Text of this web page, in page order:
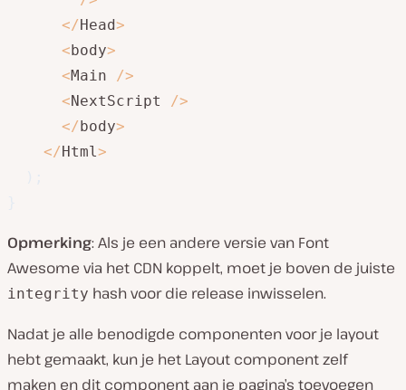
</Head>
<body>
<Main />
<NextScript />
</body>
</Html >
Opmerking: Als je een andere versie van Font
Awesome via het CDN koppelt, moet je boven de juiste
integrity hash voor die release inwisselen.
Nadat je alle benodigde componenten voor je layout
hebt gemaakt, kun je het Layout component zelf
maken en dit component aan je pagina’s toevoegen